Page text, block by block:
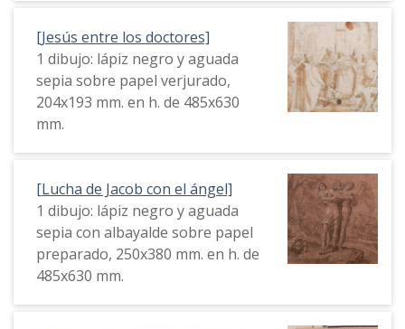
[Jesús entre los doctores]
1 dibujo: lápiz negro y aguada
sepia sobre papel verjurado,
204x193 mm. en h. de 485x630
mm.
[Lucha de Jacob con el ángel]
1 dibujo: lápiz negro y aguada
sepia con albayalde sobre papel
preparado, 250x380 mm. en h. de
485x630 mm.